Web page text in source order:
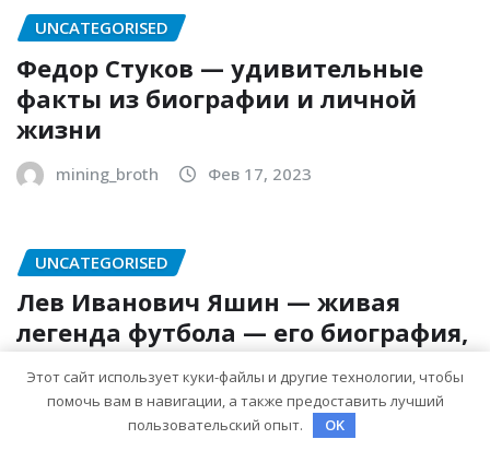
UNCATEGORISED
Федор Стуков — удивительные
факты из биографии и личной
жизни
mining_broth Фев 17, 2023
UNCATEGORISED
Лев Иванович Яшин — живая
легенда футбола — его биография,
впечатляющие достижения и
интересная личная жизнь
Этот сайт использует куки-файлы и другие технологии, чтобы
помочь вам в навигации, а также предоставить лучший
пользовательский опыт.
OK